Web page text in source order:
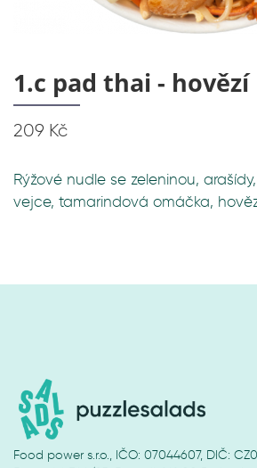
1.c pad thai - hovězí
209 Kč
Rýžové nudle se zeleninou,
vejce, tamarindová omáčka,
Food power s.r.o., IČO: 07044607, DIČ: